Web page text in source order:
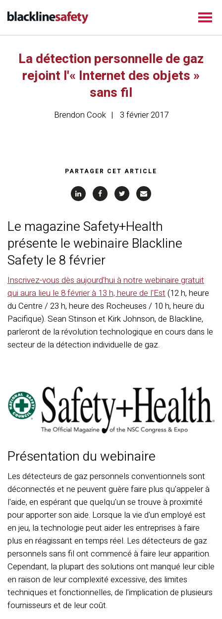
La détection personnelle de gaz
rejoint l'« Internet des objets »
sans fil
Brendon Cook 3 février 2017
PARTAGER CET ARTICLE
Le magazine Safety+Health
présente le webinaire Blackline
Safety le 8 février
Inscrivez-vous dès aujourd'hui à notre webinaire gratuit
qui aura lieu le 8 février à 13 h, heure de l'Est(12 h, heure
du Centre / 23 h, heure des Rocheuses / 10 h, heure du
Pacifique). Sean Stinson et Kirk Johnson, de Blackline,
parleront de la révolution technologique en cours dans le
secteur de la détection individuelle de gaz.
Présentation du webinaire
Les détecteurs de gaz personnels conventionnels sont
déconnectés et ne peuvent guère faire plus qu'appeler à
l'aide, en espérant que quelqu'un se trouve à proximité
pour apporter son aide. Lorsque la vie d'un employé est
en jeu, la technologie peut aider les entreprises à faire
plus en réagissant en temps réel. Les détecteurs de gaz
personnels sans fil ont commencé à faire leur apparition.
Cependant, la plupart des solutions ont manqué leur cible
en raison de leur complexité excessive, des limites
techniques et fonctionnelles, de l'implication de plusieurs
fournisseurs et de leur coût.